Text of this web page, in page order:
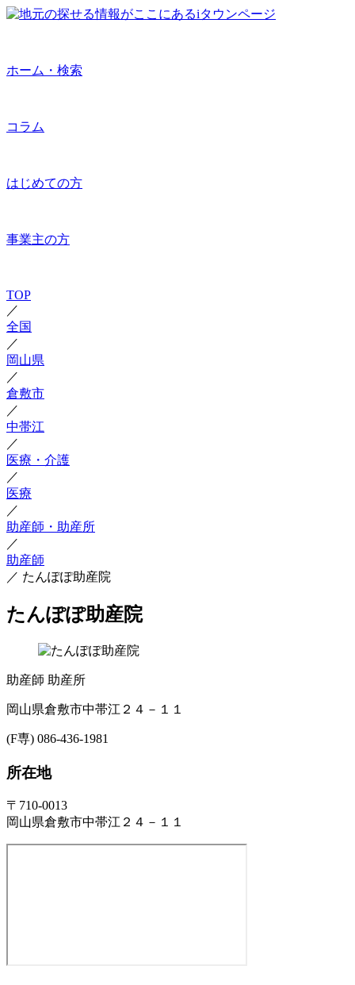
ホーム・検索
コラム
はじめての方
事業主の方
TOP
／
全国
／
岡山県
／
倉敷市
／
中帯江
／
医療・介護
／
医療
／
助産師・助産所
／
助産師
／ たんぽぽ助産院
たんぽぽ助産院
助産師 助産所
岡山県倉敷市中帯江２４－１１
(F専) 086-436-1981
所在地
〒710-0013
岡山県倉敷市中帯江２４－１１